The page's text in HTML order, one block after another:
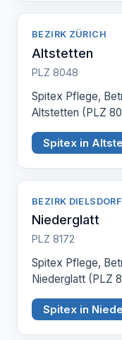
BEZIRK ZÜRICH
Altstetten
PLZ 8048
Spitex Pflege,
Altstetten (PLZ
Spitex in
BEZIRK DIELSDORF
Niederglatt
PLZ 8172
Spitex Pflege,
Niederglatt (PLZ
Spitex in